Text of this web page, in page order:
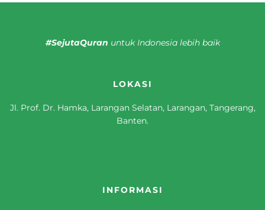
#SejutaQuran untuk Indonesia lebih baik
LOKASI
Jl. Prof. Dr. Hamka, Larangan Selatan, Larangan, Tangerang,
Banten.
INFORMASI